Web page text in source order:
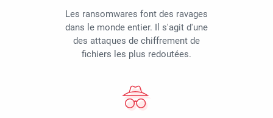
Les ransomwares font des ravages
dans le monde entier. Il s'agit d'une
des attaques de chiffrement de
fichiers les plus redoutées.